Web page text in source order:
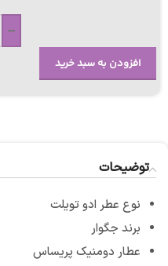
-
افزودن به سبد خرید
توضیحات
نوع عطر ادو تویلت
برند جگوار
عطار دومنیک پریساس